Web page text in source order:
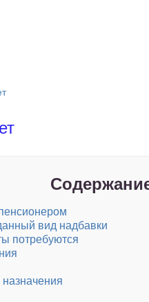
вид надбавки
потребуются